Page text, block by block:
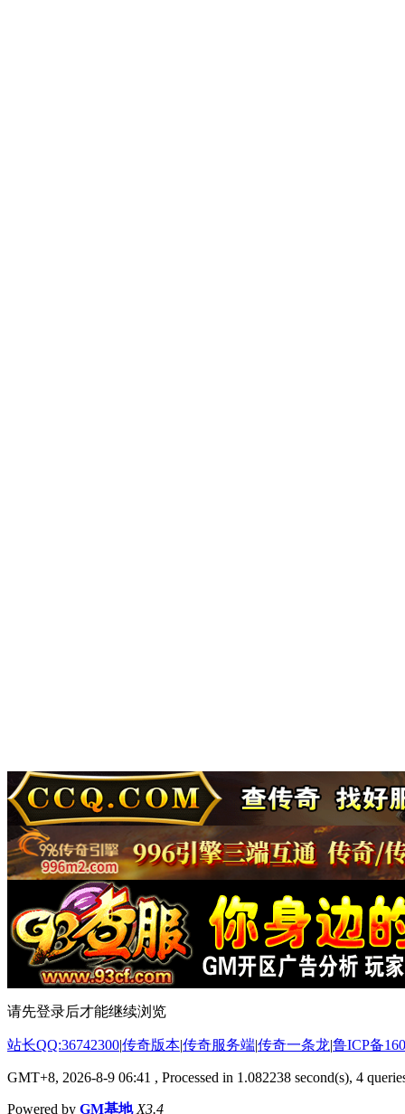
请先登录后才能继续浏览
站长QQ:36742300|传奇版本|传奇服务端|传奇一条龙|鲁ICP备
GMT+8, 2026-8-9 06:41 , Processed in 1.082238 second(s), 4
Powered by GM基地 X3.4